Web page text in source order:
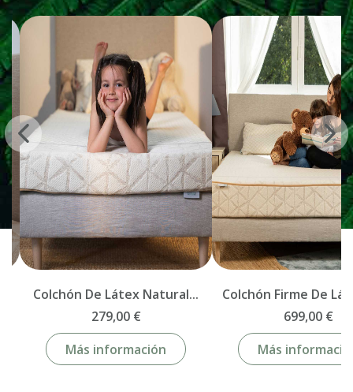
Colchón De Látex Natural...
279,00 €
Más información
Colchón Firme De
699,00 €
Más